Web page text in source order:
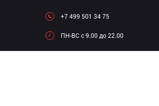
+7 499 501 34 75
ПН-ВC c 9.00 до 22.00